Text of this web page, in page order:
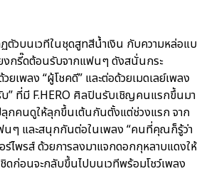
วบนเวทีในชุดสูทสีน้ำเงิน กับความหล่อแบ
งกรี๊ดต้อนรับจากแฟนๆ ดังสนั่นกระ
ยเพลง “ผู้โชคดี” และต่อด้วยเมดเลย์เพลง
บ” ที่มี F.HERO ศิลปินรับเชิญคนแรกขึ้นมา
กคนดูให้ลุกขึ้นเต้นกันตั้งแต่ช่วงแรก จาก
ๆ และสนุกกันต่อในเพลง “คนที่คุณก็รู้ว่า
ไพรส์ ด้วยการลงมาแจกดอกกุหลาบแดงให้
ก่อนจะกลับขึ้นไปบนเวทีพร้อมโชว์เพลง